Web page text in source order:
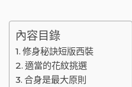
內容目錄
修身秘訣短版西裝
適當的花紋挑選
合身是最大原則